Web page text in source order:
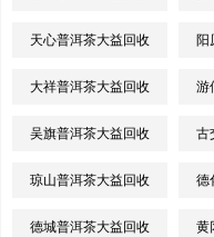
天心普洱茶大益回收 阳
大祥普洱茶大益回收 游
吴旗普洱茶大益回收 古
琼山普洱茶大益回收 德
德城普洱茶大益回收 黄